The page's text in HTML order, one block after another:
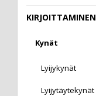
KIRJOITTAMINEN
Kynät
Lyijykynät
Lyijytäytekynät